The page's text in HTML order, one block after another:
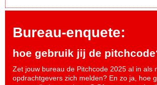
Bureau-enquete:
hoe gebruik jij de
Zet jouw bureau de Pitchcode 2025 al in als
opdrachtgevers zich melden? En zo ja, hoe